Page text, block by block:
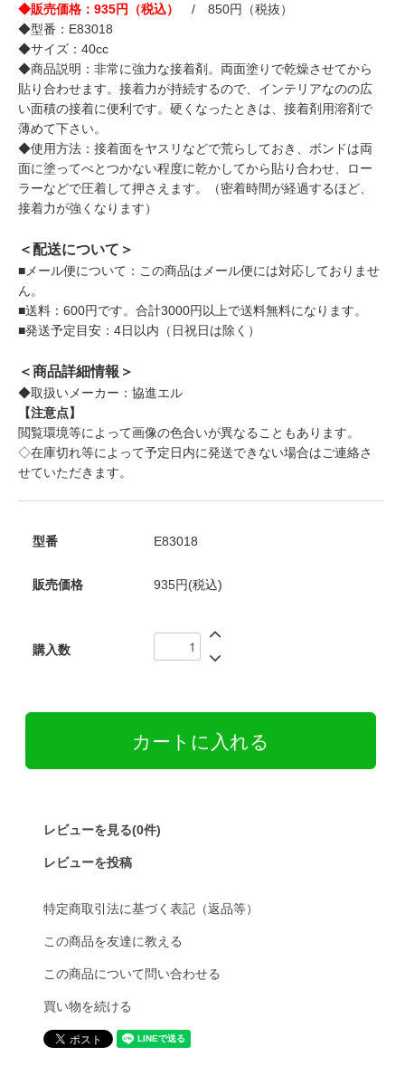
◆販売価格：935円（税込）
/ 850円（税抜）
◆型番：E83018
◆サイズ：40cc
◆商品説明：非常に強力な接着剤。両面塗りで乾燥させてから
貼り合わせます。接着力が持続するので、インテリアなのの広
い面積の接着に便利です。硬くなったときは、接着剤用溶剤で
薄めて下さい。
◆使用方法：接着面をヤスリなどで荒らしておき、ボンドは両
面に塗ってべとつかない程度に乾かしてから貼り合わせ、ロー
ラーなどで圧着して押さえます。（密着時間が経過するほど、
接着力が強くなります）
＜配送について＞
■メール便について：この商品はメール便には対応しておりませ
ん。
■送料：600円です。合計3000円以上で送料無料になります。
■発送予定目安：4日以内（日祝日は除く）
＜商品詳細情報＞
◆取扱いメーカー：協進エル
【注意点】
閲覧環境等によって画像の色合いが異なることもあります。
◇在庫切れ等によって予定日内に発送できない場合はご連絡さ
せていただきます。
型番 E83018
販売価格 935円(税込)
購入数
レビューを見る(0件)
レビューを投稿
特定商取引法に基づく表記（返品等）
この商品を友達に教える
この商品について問い合わせる
買い物を続ける